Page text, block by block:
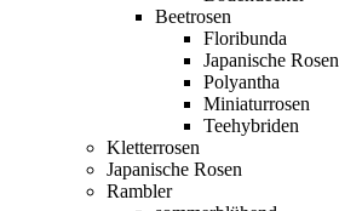
Beetrosen
Floribunda
Japanische Rosen
Polyantha
Miniaturrosen
Teehybriden
Kletterrosen
Japanische Rosen
Rambler